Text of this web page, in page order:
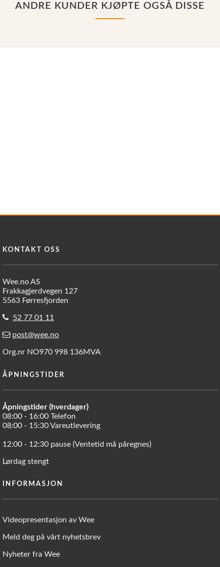
ANDRE KUNDER KJØPTE OGSÅ DISSE
KONTAKT OSS
Wee.no AS
Frakkagjerdvegen 127
5563 Førresfjorden
52 77 01 11
post@wee.no
Org.nr NO970 998 136MVA
ÅPNINGSTIDER
Åpningstider (hverdager)
08:00 - 16:00 Telefon
08:00 - 15:30 Vareutlevering
12:00 - 12:30 pause (Ventetid må påregnes)
Lørdag stengt
INFORMASJON
Videopresentasjon av Wee
Meld deg på vårt nyhetsbrev
Nyheter fra Wee